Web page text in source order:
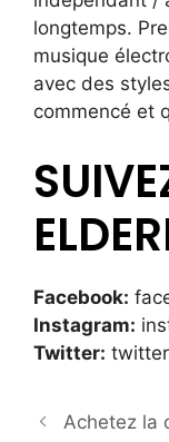
longtemps.
musique
avec des
commencé et
Facebook:
Instagram:
Twitter:
Achetez la